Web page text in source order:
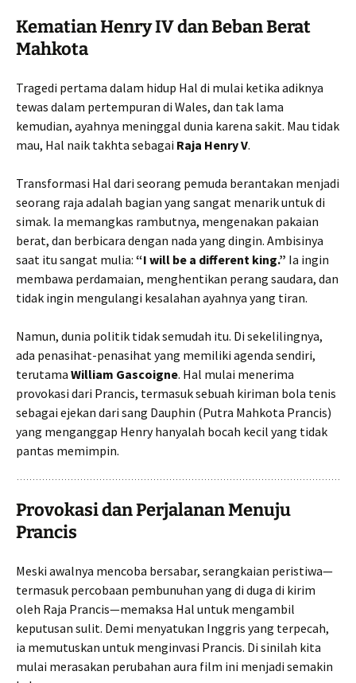
Kematian Henry IV dan Beban Berat
Mahkota
Tragedi pertama dalam hidup Hal di mulai ketika adiknya
tewas dalam pertempuran di Wales, dan tak lama
kemudian, ayahnya meninggal dunia karena sakit. Mau tidak
mau, Hal naik takhta sebagai Raja Henry V.
Transformasi Hal dari seorang pemuda berantakan menjadi
seorang raja adalah bagian yang sangat menarik untuk di
simak. Ia memangkas rambutnya, mengenakan pakaian
berat, dan berbicara dengan nada yang dingin. Ambisinya
saat itu sangat mulia: “I will be a different king.” Ia ingin
membawa perdamaian, menghentikan perang saudara, dan
tidak ingin mengulangi kesalahan ayahnya yang tiran.
Namun, dunia politik tidak semudah itu. Di sekelilingnya,
ada penasihat-penasihat yang memiliki agenda sendiri,
terutama William Gascoigne. Hal mulai menerima
provokasi dari Prancis, termasuk sebuah kiriman bola tenis
sebagai ejekan dari sang Dauphin (Putra Mahkota Prancis)
yang menganggap Henry hanyalah bocah kecil yang tidak
pantas memimpin.
Provokasi dan Perjalanan Menuju
Prancis
Meski awalnya mencoba bersabar, serangkaian peristiwa—
termasuk percobaan pembunuhan yang di duga di kirim
oleh Raja Prancis—memaksa Hal untuk mengambil
keputusan sulit. Demi menyatukan Inggris yang terpecah,
ia memutuskan untuk menginvasi Prancis. Di sinilah kita
mulai merasakan perubahan aura film ini menjadi semakin